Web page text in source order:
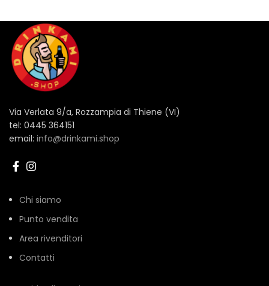
Via Verlata 9/a, Rozzampia di Thiene (VI)
tel: 0445 364151
email: info@drinkami.shop
Chi siamo
Punto vendita
Area rivenditori
Contatti